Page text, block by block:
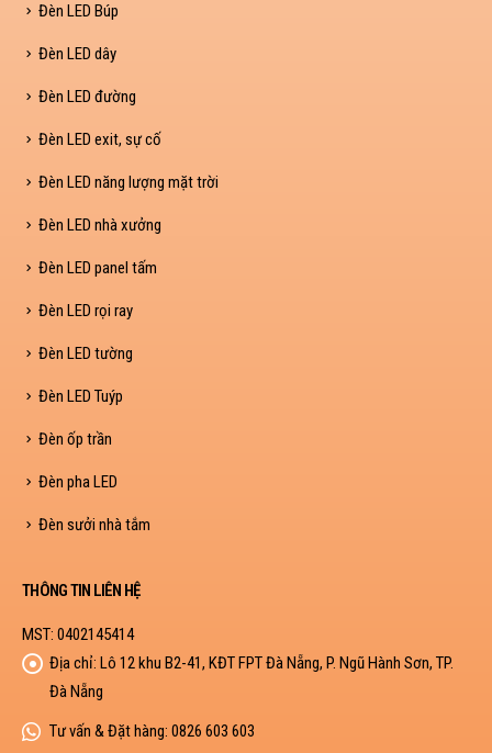
Đèn LED Búp
Đèn LED dây
Đèn LED đường
Đèn LED exit, sự cố
Đèn LED năng lượng mặt trời
Đèn LED nhà xưởng
Đèn LED panel tấm
Đèn LED rọi ray
Đèn LED tường
Đèn LED Tuýp
Đèn ốp trần
Đèn pha LED
Đèn sưởi nhà tắm
THÔNG TIN LIÊN HỆ
MST: 0402145414
Địa chỉ: Lô 12 khu B2-41, KĐT FPT Đà Nẵng, P. Ngũ Hành Sơn, TP.
Đà Nẵng
Tư vấn & Đặt hàng: 0826 603 603